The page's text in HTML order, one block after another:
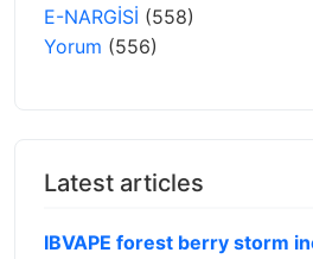
E-NARGİSİ (558)
Yorum (556)
Latest articles
IBVAPE forest berry storm